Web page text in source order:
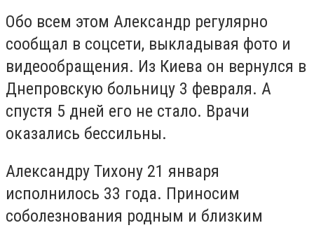
Обо всем этом Александр регулярно
сообщал в соцсети, выкладывая фото и
видеообращения. Из Киева он вернулся в
Днепровскую больницу 3 февраля. А
спустя 5 дней его не стало. Врачи
оказались бессильны.
Александру Тихону 21 января
исполнилось 33 года. Приносим
соболезнования родным и близким